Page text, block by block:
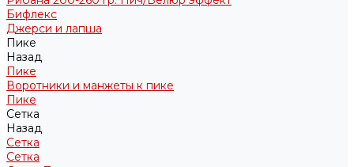
Бифлекс
Джерси и лапша
Пике
Назад
Пике
Воротники и манжеты к пике
Пике
Сетка
Назад
Сетка
Сетка